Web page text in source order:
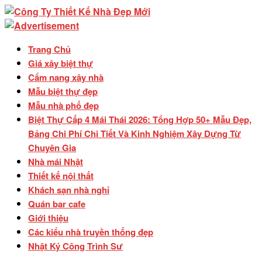
Trang Chủ
Giá xây biệt thự
Cẩm nang xây nhà
Mẫu biệt thự đẹp
Mẫu nhà phố đẹp
Biệt Thự Cấp 4 Mái Thái 2026: Tổng Hợp 50+ Mẫu Đẹp,
Bảng Chi Phí Chi Tiết Và Kinh Nghiệm Xây Dựng Từ
Chuyên Gia
Nhà mái Nhật
Thiết kế nội thất
Khách sạn nhà nghỉ
Quán bar cafe
Giới thiệu
Các kiểu nhà truyền thống đẹp
Nhật Ký Công Trình Sư